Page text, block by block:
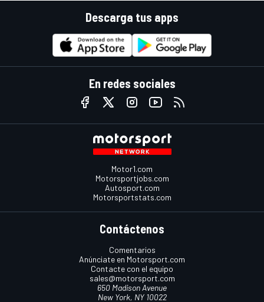
Descarga tus apps
En redes sociales
Motor1.com
Motorsportjobs.com
Autosport.com
Motorsportstats.com
Contáctenos
Comentarios
Anúnciate en Motorsport.com
Contacte con el equipo
sales@motorsport.com
650 Madison Avenue
New York, NY 10022